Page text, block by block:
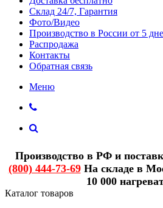
Склад 24/7, Гарантия
Фото/Видео
Производство в России от 5
Распродажа
Контакты
Обратная связь
Меню
Производство в РФ и
(800) 444-73-69На складе в
10 000
Каталог товаров